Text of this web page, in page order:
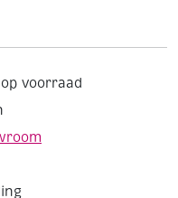
voorraad